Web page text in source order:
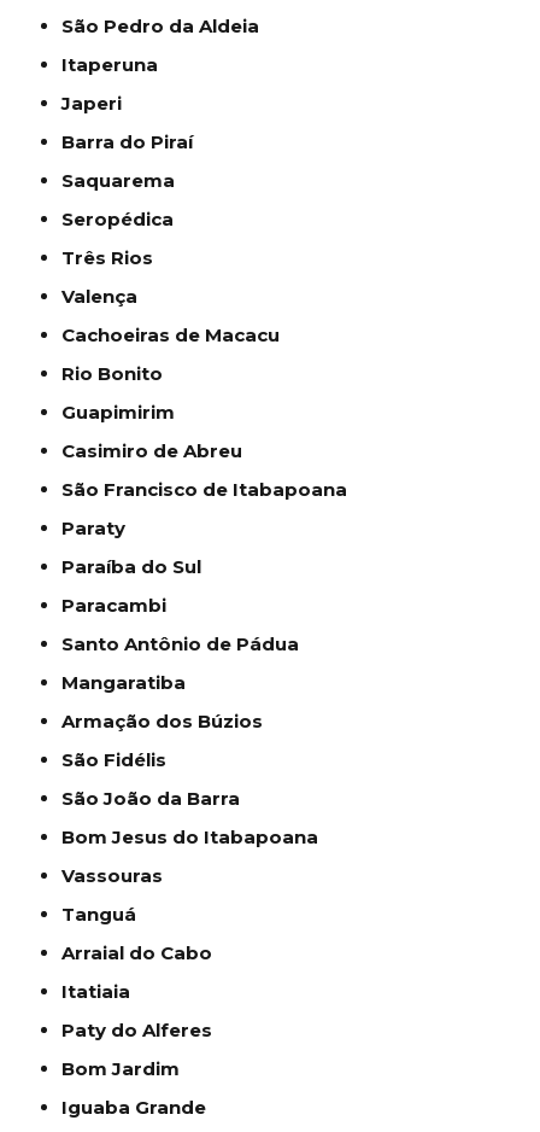
São Pedro da Aldeia
Itaperuna
Japeri
Barra do Piraí
Saquarema
Seropédica
Três Rios
Valença
Cachoeiras de Macacu
Rio Bonito
Guapimirim
Casimiro de Abreu
São Francisco de Itabapoana
Paraty
Paraíba do Sul
Paracambi
Santo Antônio de Pádua
Mangaratiba
Armação dos Búzios
São Fidélis
São João da Barra
Bom Jesus do Itabapoana
Vassouras
Tanguá
Arraial do Cabo
Itatiaia
Paty do Alferes
Bom Jardim
Iguaba Grande